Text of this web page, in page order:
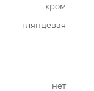
хром
глянцевая
нет